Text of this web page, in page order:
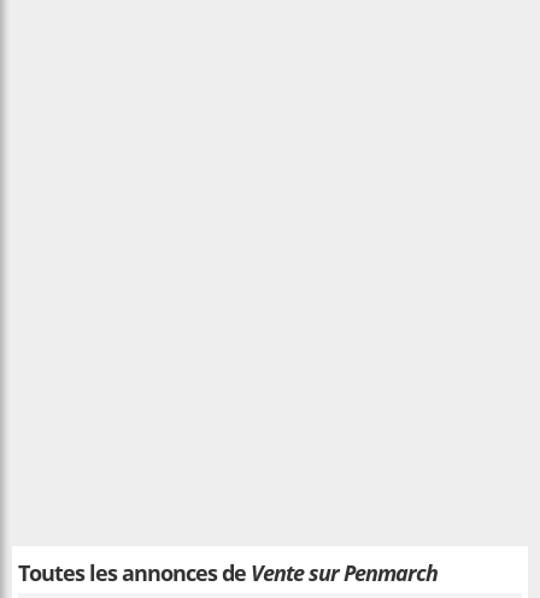
Toutes les annonces de Vente sur Penmarch